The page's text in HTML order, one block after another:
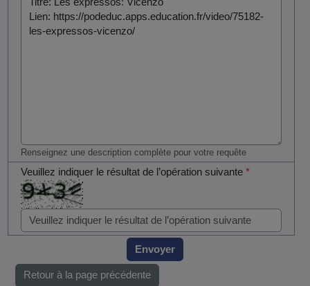
Renseignez une description complète pour votre requête
Veuillez indiquer le résultat de l’opération suivante*
Envoyer
Retour à la page précédente